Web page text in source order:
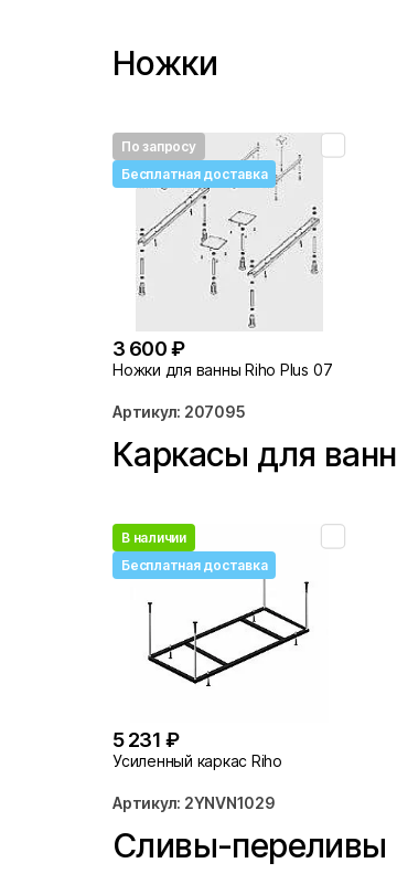
Ножки
По запросу
Бесплатная доставка
3 600 ₽
Ножки для ванны Riho Plus 07
Артикул: 207095
Каркасы для ванн
В наличии
Бесплатная доставка
5 231 ₽
Усиленный каркас Riho
Артикул: 2YNVN1029
Сливы-переливы